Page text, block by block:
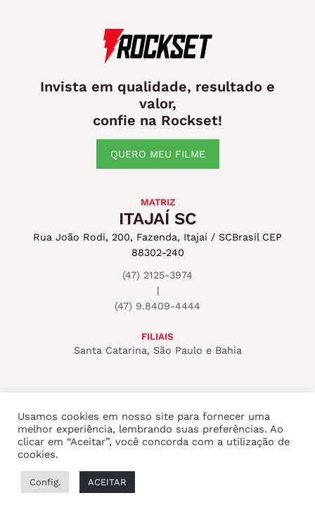
Invista em qualidade, resultado e
valor,
confie na Rockset!
QUERO MEU FILME
MATRIZ
ITAJAÍ SC
Rua João Rodi, 200, Fazenda, Itajaí / SCBrasil CEP
88302-240
(47) 2125-3974
|
(47) 9.8409-4444
FILIAIS
Santa Catarina, São Paulo e Bahia
Copyright © 2026 ROCKSET PRODUTORA
Usamos cookies em nosso site para fornecer uma
melhor experiência, lembrando suas preferências. Ao
clicar em “Aceitar”, você concorda com a utilização de
cookies.
Config. ACEITAR